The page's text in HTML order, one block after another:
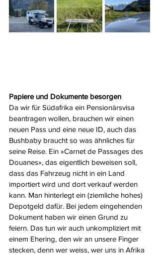
Papiere und Dokumente besorgen
Da wir für Südafrika ein Pensionärsvisa
beantragen wollen, brauchen wir einen
neuen Pass und eine neue ID, auch das
Bushbaby braucht so was ähnliches für
seine Reise. Ein »Carnet de Passages des
Douanes», das eigentlich beweisen soll,
dass das Fahrzeug nicht in ein Land
importiert wird und dort verkauf werden
kann. Man hinterlegt ein (ziemliche hohes)
Depotgeld dafür. Bei jedem eingehenden
Dokument haben wir einen Grund zu
feiern. Das tun wir auch unkompliziert mit
einem Ehering, den wir an unsere Finger
stecken, denn wer weiss, wer uns in Afrika